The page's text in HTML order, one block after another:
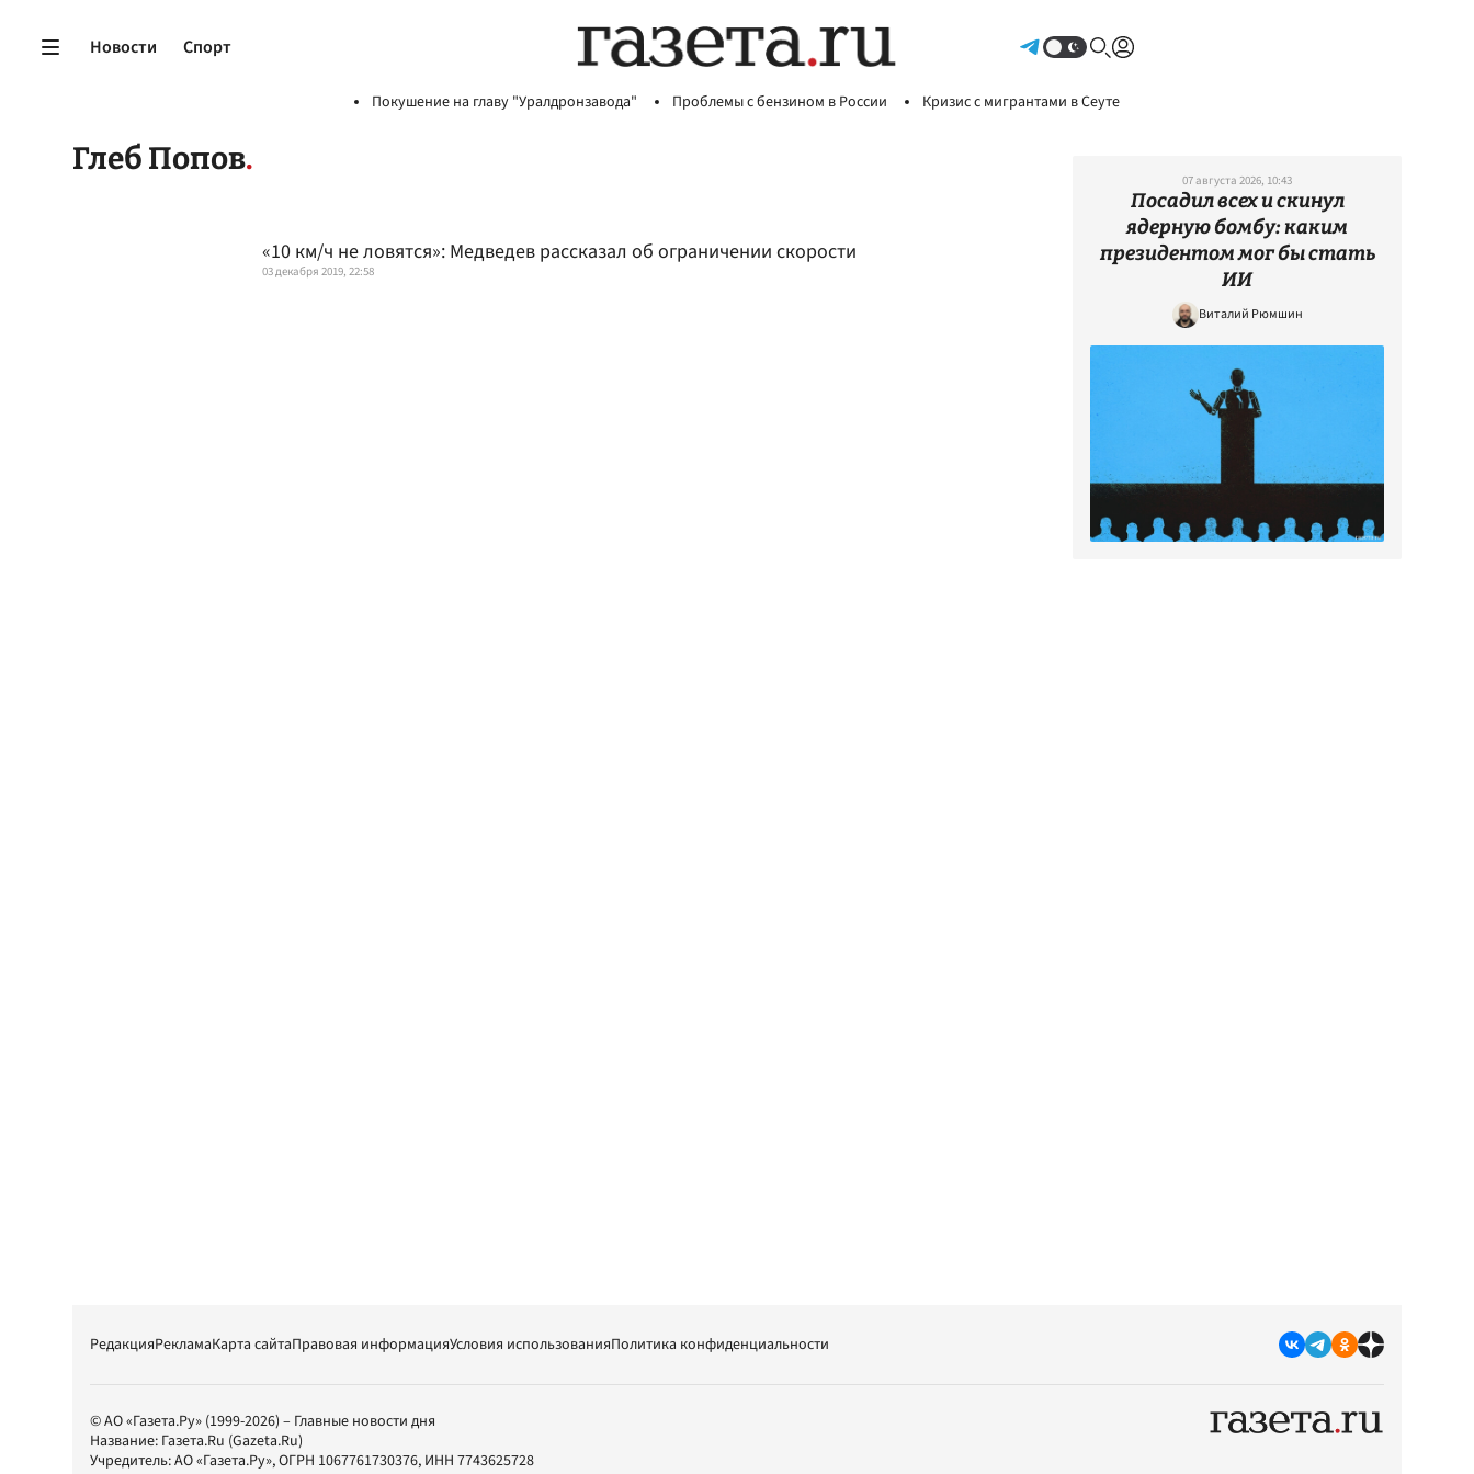
Новости Спорт
Покушение на главу "Уралдронзавода" Проблемы с бензином в России Кризис с мигрантами в Сеуте
Глеб Попов
«10 км/ч не ловятся»: Медведев рассказал об ограничении скорости
03 декабря 2019, 22:58
07 августа 2026, 10:43
Посадил всех и скинул
ядерную бомбу: каким
президентом мог бы стать
ИИ
Виталий Рюмшин
РедакцияРекламаКарта сайтаПравовая информацияУсловия использованияПолитика конфиденциальности
© АО «Газета.Ру» (1999-2026) – Главные новости дня
Название: Газета.Ru (Gazeta.Ru)
Учредитель:АО «Газета.Ру», ОГРН 1067761730376, ИНН 7743625728